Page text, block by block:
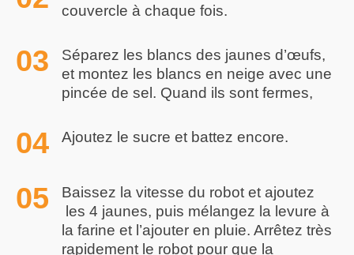
couvercle à chaque fois.
Séparez les blancs des jaunes d’œufs,
et montez les blancs en neige avec une
pincée de sel. Quand ils sont fermes,
Ajoutez le sucre et battez encore.
Baissez la vitesse du robot et ajoutez
les 4 jaunes, puis mélangez la levure à
la farine et l’ajouter en pluie. Arrêtez très
rapidement le robot pour que la